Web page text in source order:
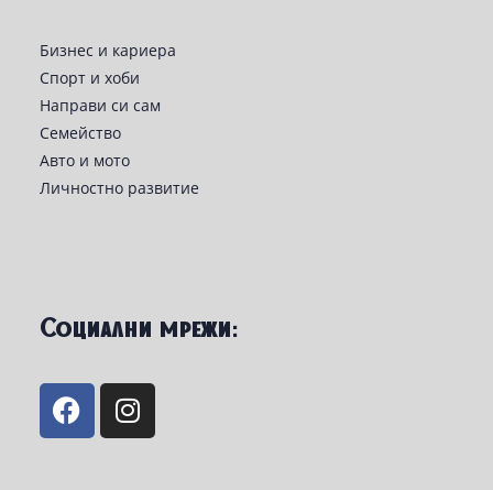
Бизнес и кариера
Спорт и хоби
Направи си сам
Семейство
Авто и мото
Личностно развитие
Социални мрежи: